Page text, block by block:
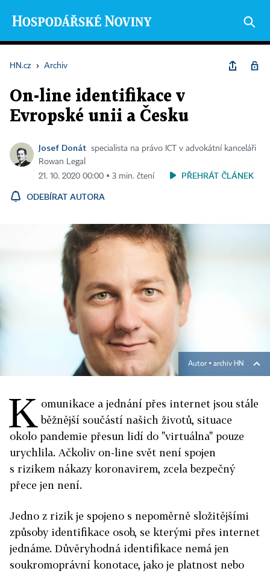
HN.cz › Archiv
On-line identifikace v
Evropské unii a Česku
Josef Donát specialista na právo ICT v advokátní kanceláři
Rowan Legal
21. 10. 2020 00:00 ▪ 3 min. čtení
PŘEHRÁT ČLÁNEK
ODEBÍRAT AUTORA
Autor ▪ archiv HN
K omunikace a jednání přes internet jsou stále
běžnější součástí našich životů, situace
okolo pandemie přesun lidí do "virtuálna" pouze
urychlila. Ačkoliv on-line svět není spojen
s rizikem nákazy koronavirem, zcela bezpečný
přece jen není.
Jedno z rizik je spojeno s nepoměrně složitějšími
způsoby identifikace osob, se kterými přes internet
jednáme. Důvěryhodná identifikace nemá jen
soukromoprávní konotace, jako je platnost nebo